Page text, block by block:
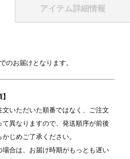
アイテム詳細情報
のお届けとなります。
いただいた順番ではなく、ご注文
異なりますので、発送順序が前後
じめご了承ください。
合は、お届け時期がもっとも遅い
表紙